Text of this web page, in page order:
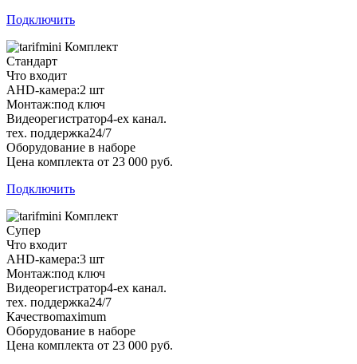
Подключить
Комплект
Стандарт
Что входит
AHD-камера:2 шт
Монтаж:под ключ
Видеорегистратор4-ех канал.
тех. поддержка24/7
Оборудование в наборе
Цена комплекта от 23 000 руб.
Подключить
Комплект
Супер
Что входит
AHD-камера:3 шт
Монтаж:под ключ
Видеорегистратор4-ех канал.
тех. поддержка24/7
Качествоmaximum
Оборудование в наборе
Цена комплекта от 23 000 руб.